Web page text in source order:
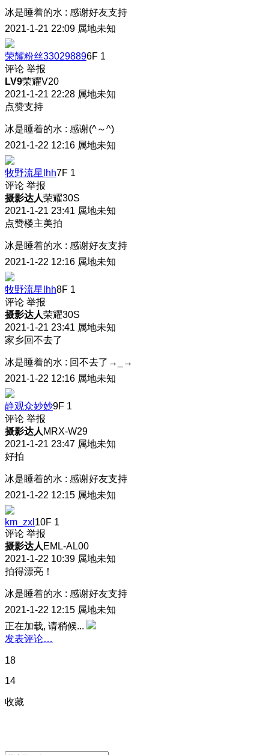
冰是睡着的水 : 感谢好友支持
2021-1-21 22:09 属地未知
荣耀粉丝330298896F 1
评论 举报
LV9荣耀V20
2021-1-21 22:28 属地未知
点赞支持
冰是睡着的水 : 感谢(^～^)
2021-1-22 12:16 属地未知
牧野流星lhh7F 1
评论 举报
摄影达人荣耀30S
2021-1-21 23:41 属地未知
点赞楼主美拍
冰是睡着的水 : 感谢好友支持
2021-1-22 12:16 属地未知
牧野流星lhh8F 1
评论 举报
摄影达人荣耀30S
2021-1-21 23:41 属地未知
家乡回不去了
冰是睡着的水 : 回不去了→_→
2021-1-22 12:16 属地未知
静观众妙妙9F 1
评论 举报
摄影达人 MRX-W29
2021-1-21 23:47 属地未知
好拍
冰是睡着的水 : 感谢好友支持
2021-1-22 12:15 属地未知
km_zxl 10F 1
评论 举报
摄影达人 EML-AL00
2021-1-22 10:39 属地未知
拍得漂亮！
冰是睡着的水 : 感谢好友支持
2021-1-22 12:15 属地未知
正在加载, 请稍候...
发表评论…
18
14
收藏